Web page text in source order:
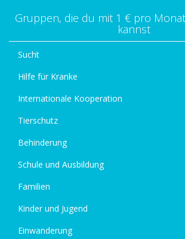
Gruppen, die du mit 1 € pro
kannst
Sucht
Hilfe für Kranke
Internationale Kooperation
Tierschutz
Behinderung
Schule und Ausbildung
Familien
Kinder und Jugend
Einwanderung